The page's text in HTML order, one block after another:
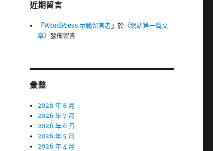
近期留言
「WordPress 示範留言者」於〈網站第一篇文
章〉發佈留言
彙整
2026 年 8 月
2026 年 7 月
2026 年 6 月
2026 年 5 月
2026 年 4 月